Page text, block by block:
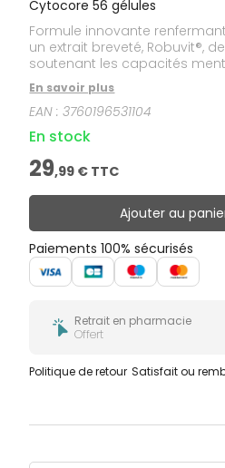
Cytocore 56 gélules
Formule innovante
un extrait breveté, Robuvit®,
soutenant les capacités
dans des situations de fatigue
d’épuisement et un extrait de
vendu que par un distributeur
En savoir plus
EAN :3760196531104
En stock
29,99 € TTC
Ajouter au
Paiements 100% sécurisés
Retrait en pharmacie
Offert
Politique de retour Satisfait ou